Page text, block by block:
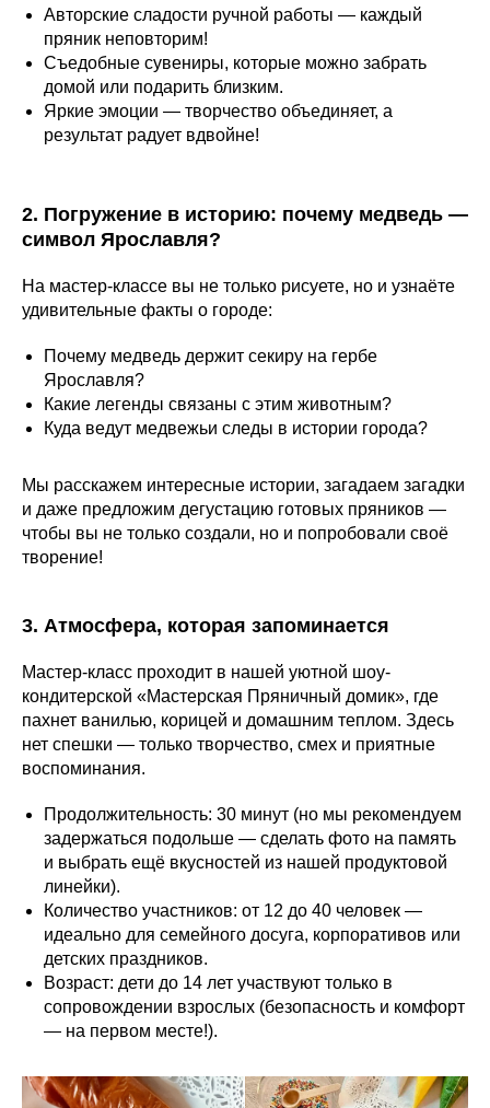
Авторские сладости ручной работы — каждый
пряник неповторим!
Съедобные сувениры, которые можно забрать
домой или подарить близким.
Яркие эмоции — творчество объединяет, а
результат радует вдвойне!
2. Погружение в историю: почему медведь —
символ Ярославля?
На мастер-классе вы не только рисуете, но и узнаёте
удивительные факты о городе:
Почему медведь держит секиру на гербе
Ярославля?
Какие легенды связаны с этим животным?
Куда ведут медвежьи следы в истории города?
Мы расскажем интересные истории, загадаем загадки
и даже предложим дегустацию готовых пряников —
чтобы вы не только создали, но и попробовали своё
творение!
3. Атмосфера, которая запоминается
Мастер-класс проходит в нашей уютной шоу-
кондитерской «Мастерская Пряничный домик», где
пахнет ванилью, корицей и домашним теплом. Здесь
нет спешки — только творчество, смех и приятные
воспоминания.
Продолжительность: 30 минут (но мы рекомендуем
задержаться подольше — сделать фото на память
и выбрать ещё вкусностей из нашей продуктовой
линейки).
Количество участников: от 12 до 40 человек —
идеально для семейного досуга, корпоративов или
детских праздников.
Возраст: дети до 14 лет участвуют только в
сопровождении взрослых (безопасность и комфорт
— на первом месте!).